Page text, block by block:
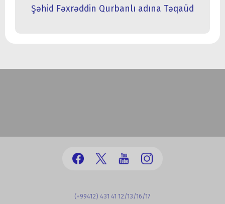
Şəhid Fəxrəddin Qurbanlı adına Təqaüd
(+99412) 431 41 12/13/16/17